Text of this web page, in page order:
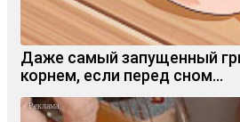
Даже самый запущенный
корнем, если перед сном…